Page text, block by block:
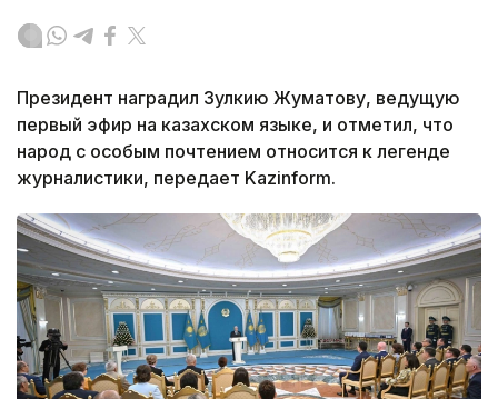
Президент наградил Зулкию Жуматову, ведущую
первый эфир на казахском языке, и отметил, что
народ с особым почтением относится к легенде
журналистики, передает Kazinform.